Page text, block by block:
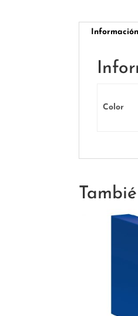
Color